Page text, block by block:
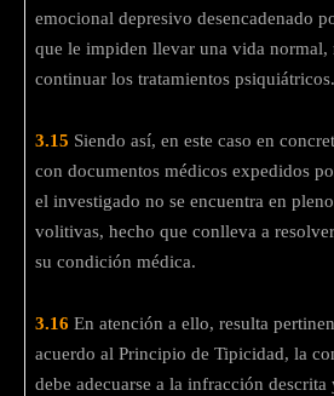
emocional depresivo desencadenado
que le impiden llevar una vida normal,
continuar los tratamientos psiquiátricos.
3.15 Siendo así, en este caso en
con documentos médicos expedidos
el investigado no se encuentra en
volitivas, hecho que conlleva a
su condición médica.
3.16 En atención a ello, resulta
acuerdo al Principio de Tipicidad, la
debe adecuarse a la infracción